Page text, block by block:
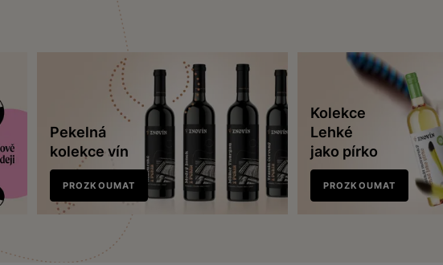
Pekelná
kolekce vín
PROZKOUMAT
Kolekce
Lehké
jako pírko
PROZKOUMAT